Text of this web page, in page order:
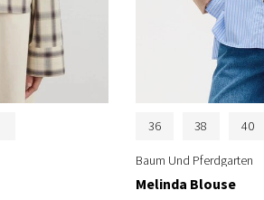
36 38 40
Baum Und Pferdgarten
Melinda Blouse